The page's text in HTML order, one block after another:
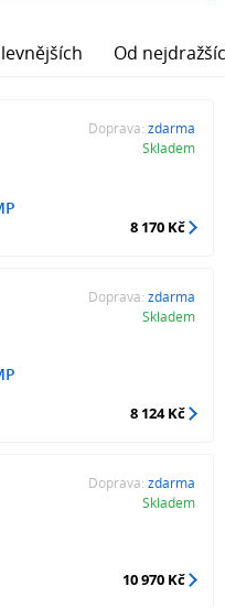
Od
Doprava: zdarma
Skladem
8 170 Kč
Doprava: zdarma
Skladem
8 124 Kč
Doprava: zdarma
Skladem
10 970 Kč